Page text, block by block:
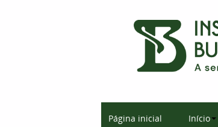
Página inicial Início